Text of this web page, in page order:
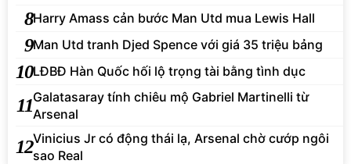
8Harry Amass cản bước Man Utd mua Lewis Hall
9Man Utd tranh Djed Spence với giá 35 triệu bảng
10LĐBĐ Hàn Quốc hối lộ trọng tài bằng tình dục
11Galatasaray tính chiêu mộ Gabriel Martinelli từ
Arsenal
12Vinicius Jr có động thái lạ, Arsenal chờ cướp ngôi
sao Real